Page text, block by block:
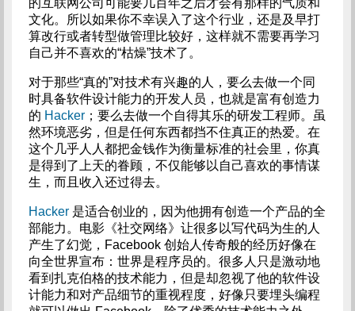
的互联网公司可能要几百年之后才会有那样的气质和
文化。所以如果你不幸误入了这个行业，还是及早打
算改行或者转型做管理比较好，这样就不需要再学习
自己并不喜欢的“枯燥”技术了。
对于那些“真的”对技术有兴趣的人，要么去做一个同
时具备软件设计能力的开发人员，也就是富有创造力
的 Hacker；要么去做一个自得其乐的研发工程师。虽
然环境恶劣，但是任何东西都挡不住真正的热爱。在
这个几乎人人都把金钱作为衡量标准的社会里，你真
是得到了上天的眷顾，不仅能够以自己喜欢的事情谋
生，而且收入还过得去。
Hacker是适合创业的，因为他拥有创造一个产品的全
部能力。电影《社交网络》让很多以写代码为生的人
产生了幻觉，Facebook 创始人传奇般的经历好像在
向全世界宣布：世界是程序员的。很多人只是激动地
看到扎克伯格的技术能力，但是却忽视了他的软件设
计能力和对产品细节的重视程度，好像只要埋头编程